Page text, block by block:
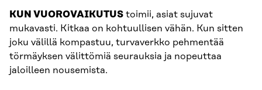
KUN VUOROVAIKUTUS toimii, asiat sujuvat
mukavasti. Kitkaa on kohtuullisen vähän. Kun sitten
joku välillä kompastuu, turvaverkko pehmentää
törmäyksen välittömiä seurauksia ja nopeuttaa
jaloilleen nousemista.